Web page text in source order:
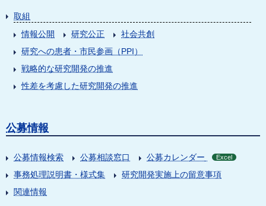
取組
情報公開
研究公正
社会共創
研究への患者・市民参画（PPI）
戦略的な研究開発の推進
性差を考慮した研究開発の推進
公募情報
公募情報検索 公募相談窓口 公募カレンダー Excel
事務処理説明書・様式集
研究開発実施上の留意事項
関連情報